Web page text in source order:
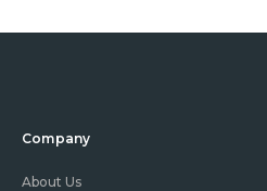
Company
About Us